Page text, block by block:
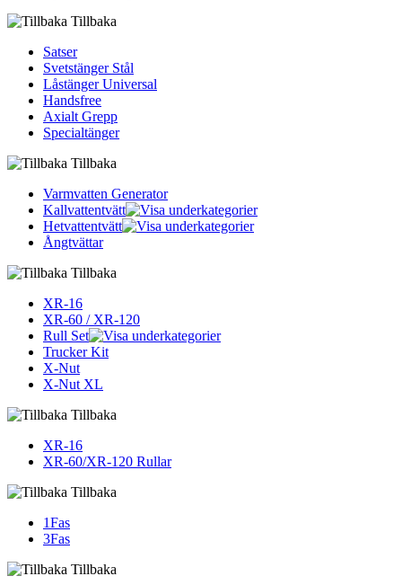
Tillbaka
Satser
Svetstänger Stål
Låstänger Universal
Handsfree
Axialt Grepp
Specialtänger
Tillbaka
Varmvatten Generator
Kallvattentvätt
Hetvattentvätt
Ångtvättar
Tillbaka
XR-16
XR-60 / XR-120
Rull Set
Trucker Kit
X-Nut
X-Nut XL
Tillbaka
XR-16
XR-60/XR-120 Rullar
Tillbaka
1Fas
3Fas
Tillbaka